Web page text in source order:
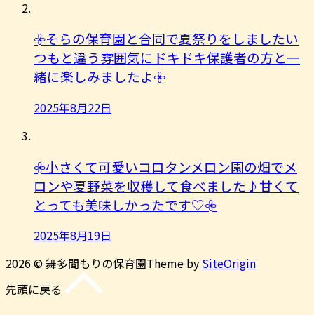
𖧷そらの保育園と合同で夏祭りをしましたい
つもと違う雰囲気にドキドキ保護者の方と一
緒に楽しみましたよ︎𖧷
2025年8月22日
𖧷小さくて可愛いコロタンメロン園の畑でメ
ロンや夏野菜を収穫して食べました♪甘くて
とっても美味しかったです♡𖧷
2025年8月19日
2026 © 舞多聞もりの保育園Theme by SiteOrigin
先頭に戻る